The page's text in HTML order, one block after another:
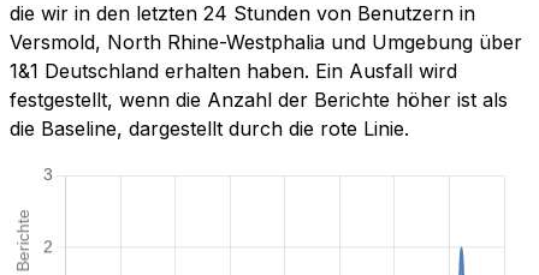
die wir in den letzten 24 Stunden von Benutzern in
Versmold, North Rhine-Westphalia und Umgebung über
1&1 Deutschland erhalten haben. Ein Ausfall wird
festgestellt, wenn die Anzahl der Berichte höher ist als
die Baseline, dargestellt durch die rote Linie.